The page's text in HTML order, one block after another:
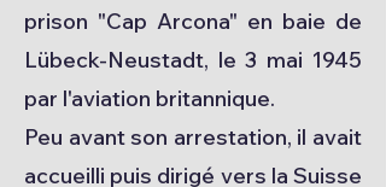
prison "Cap Arcona" en baie de
Lübeck-Neustadt, le 3 mai 1945
par l'aviation britannique.
Peu avant son arrestation, il avait
accueilli puis dirigé vers la Suisse